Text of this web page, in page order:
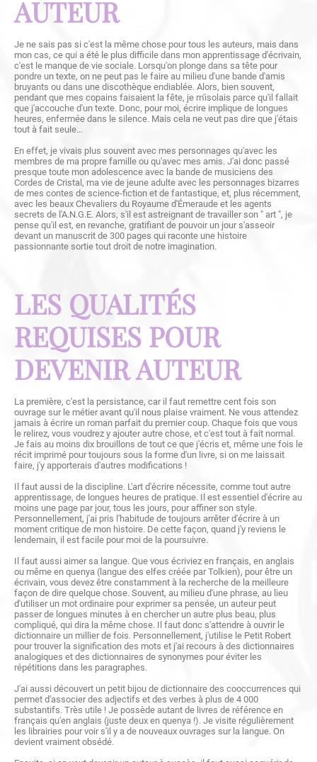
AUTEUR
Je ne sais pas si c'est la même chose pour tous les auteurs, mais dans
mon cas, ce qui a été le plus difficile dans mon apprentissage d'écrivain,
c'est le manque de vie sociale. Lorsqu'on plonge dans sa tête pour
pondre un texte, on ne peut pas le faire au milieu d'une bande d'amis
bruyants ou dans une discothèque endiablée. Alors, bien souvent,
pendant que mes copains faisaient la fête, je m'isolais parce qu'il fallait
que j'accouche d'un texte. Donc, pour moi, écrire implique de longues
heures, enfermée dans le silence. Mais cela ne veut pas dire que j'étais
tout à fait seule…
En effet, je vivais plus souvent avec mes personnages qu'avec les
membres de ma propre famille ou qu'avec mes amis. J'ai donc passé
presque toute mon adolescence avec la bande de musiciens des
Cordes de Cristal, ma vie de jeune adulte avec les personnages bizarres
de mes contes de science-fiction et de fantastique, et, plus récemment,
avec les beaux Chevaliers du Royaume d'Émeraude et les agents
secrets de l'A.N.G.E. Alors, s'il est astreignant de travailler son " art ", je
pense qu'il est, en revanche, gratifiant de pouvoir un jour s'asseoir
devant un manuscrit de 300 pages qui raconte une histoire
passionnante sortie tout droit de notre imagination.
LES QUALITÉS
REQUISES POUR
DEVENIR AUTEUR
La première, c'est la persistance, car il faut remettre cent fois son
ouvrage sur le métier avant qu'il nous plaise vraiment. Ne vous attendez
jamais à écrire un roman parfait du premier coup. Chaque fois que vous
le relirez, vous voudrez y ajouter autre chose, et c'est tout à fait normal.
Je fais au moins dix brouillons de tout ce que j'écris et, même une fois le
récit imprimé pour toujours sous la forme d'un livre, si on me laissait
faire, j'y apporterais d'autres modifications !
Il faut aussi de la discipline. L'art d'écrire nécessite, comme tout autre
apprentissage, de longues heures de pratique. Il est essentiel d'écrire au
moins une page par jour, tous les jours, pour affiner son style.
Personnellement, j'ai pris l'habitude de toujours arrêter d'écrire à un
moment critique de mon histoire. De cette façon, quand j'y reviens le
lendemain, il est facile pour moi de la poursuivre.
Il faut aussi aimer sa langue. Que vous écriviez en français, en anglais
ou même en quenya (langue des elfes créée par Tolkien), pour être un
écrivain, vous devez être constamment à la recherche de la meilleure
façon de dire quelque chose. Souvent, au milieu d'une phrase, au lieu
d'utiliser un mot ordinaire pour exprimer sa pensée, un auteur peut
passer de longues minutes à en chercher un autre plus beau, plus
compliqué, qui dira la même chose. Il faut donc s'attendre à ouvrir le
dictionnaire un millier de fois. Personnellement, j'utilise le Petit Robert
pour trouver la signification des mots et j'ai recours à des dictionnaires
analogiques et des dictionnaires de synonymes pour éviter les
répétitions dans les paragraphes.
J'ai aussi découvert un petit bijou de dictionnaire des cooccurrences qui
permet d'associer des adjectifs et des verbes à plus de 4 000
substantifs. Très utile ! Je possède autant de livres de référence en
français qu'en anglais (juste deux en quenya !). Je visite régulièrement
les librairies pour voir s'il y a de nouveaux ouvrages sur la langue. On
devient vraiment obsédé.